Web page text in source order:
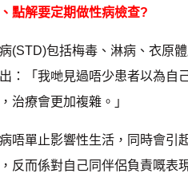
點解要定期做性病檢查?
包括梅毒、淋病、衣原體
：「我哋見過唔少患者以為自
治療會更加複雜。」
單止影響性生活，同時會引起
反而係對自己同伴侶負責嘅表